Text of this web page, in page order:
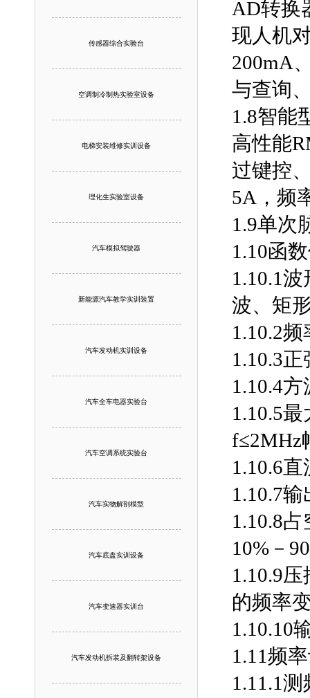
传感器综合实验台
空调制冷制热实验室设备
电梯安装维修实训设备
理化生实验室设备
汽车模拟驾驶器
新能源汽车教学实训装置
汽车发动机实训设备
汽车全车电器实验台
汽车空调系统实验台
汽车实物解剖模型
汽车底盘实训设备
汽车变速器实训台
汽车发动机拆装及翻转架设备
AD转换
现人机
200mA
与查询
1.8智能
高性能
过键控
5A，频
1.9单次
1.10函
1.10.1
波、矩
1.10.2
1.10.3
1.10.4
1.10.5
f≤2MHz
1.10.6
1.10.7
1.10.8
10%－
1.10.9
的频率
1.10.10
1.11频
1.11.1